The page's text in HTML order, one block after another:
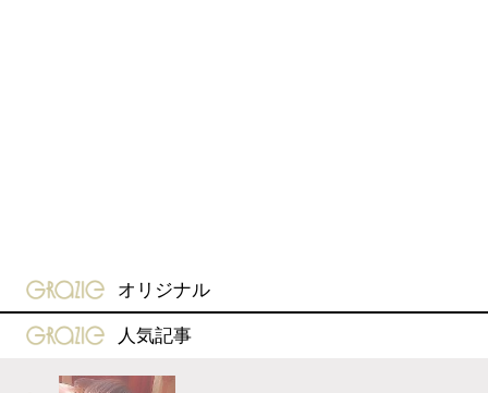
gravure-grazie
オリジナル
gravure-grazie
人気記事